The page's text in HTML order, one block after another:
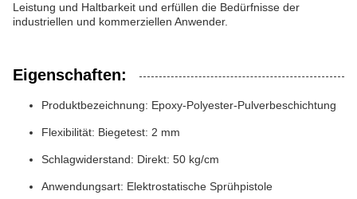
Leistung und Haltbarkeit und erfüllen die Bedürfnisse der
industriellen und kommerziellen Anwender.
Eigenschaften:
Produktbezeichnung: Epoxy-Polyester-Pulverbeschichtung
Flexibilität: Biegetest: 2 mm
Schlagwiderstand: Direkt: 50 kg/cm
Anwendungsart: Elektrostatische Sprühpistole